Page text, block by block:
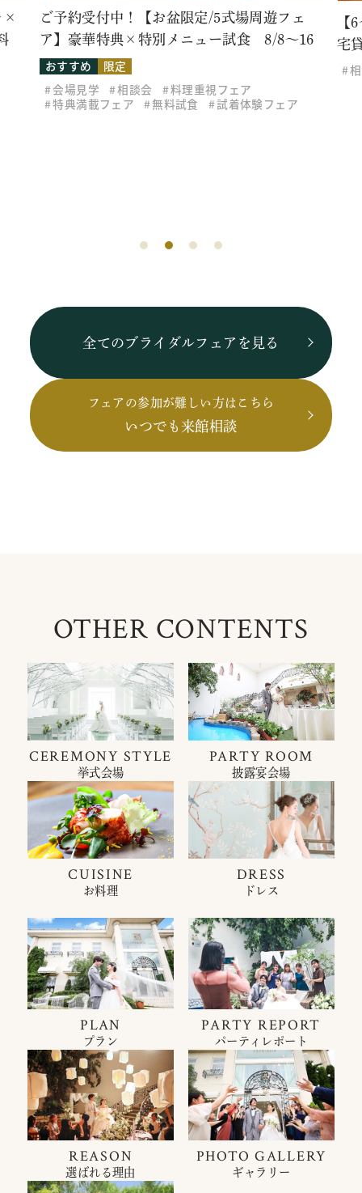
×
ご予約受付中！【お盆限定/5式場周遊フェ
ア】豪華特典×特別メニュー試食 8/8～16
おすすめ
限定
会場見学
相談会
料理重視フェア
特典満載フェア
無料試食 試着体験フェア
【
宅
全てのブライダルフェアを見る
フェアの参加が難しい方はこちら
いつでも来館相談
OTHER CONTENTS
CEREMONY STYLE
挙式会場
PARTY ROOM
披露宴会場
CUISINE
お料理
DRESS
ドレス
PLAN
プラン
PARTY REPORT
パーティレポート
REASON
選ばれる理由
PHOTO GALLERY
ギャラリー